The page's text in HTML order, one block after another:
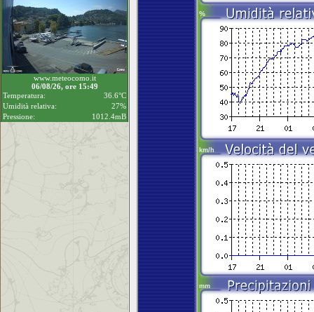
www.meteocomo.it
06/08/26, ore 15:49
Temperatura:
36.6°C
Umidità relativa:
27%
Pressione:
1012.4mB